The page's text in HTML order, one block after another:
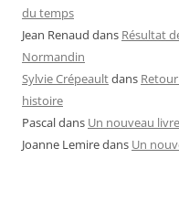
du temps
Jean Renaud dans Résultat
Normandin
Sylvie Crépeaultdans
histoire
Pascaldans Un nouveau
Joanne Lemiredans Un